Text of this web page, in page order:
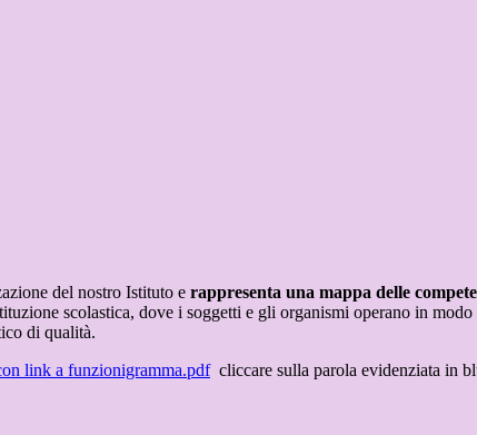
del nostro Istituto e rappresenta una mappa delle
scolastica, dove i soggetti e gli organismi operano in
di qualità.
link a funzionigramma.pdfcliccare sulla parola evidenziata in